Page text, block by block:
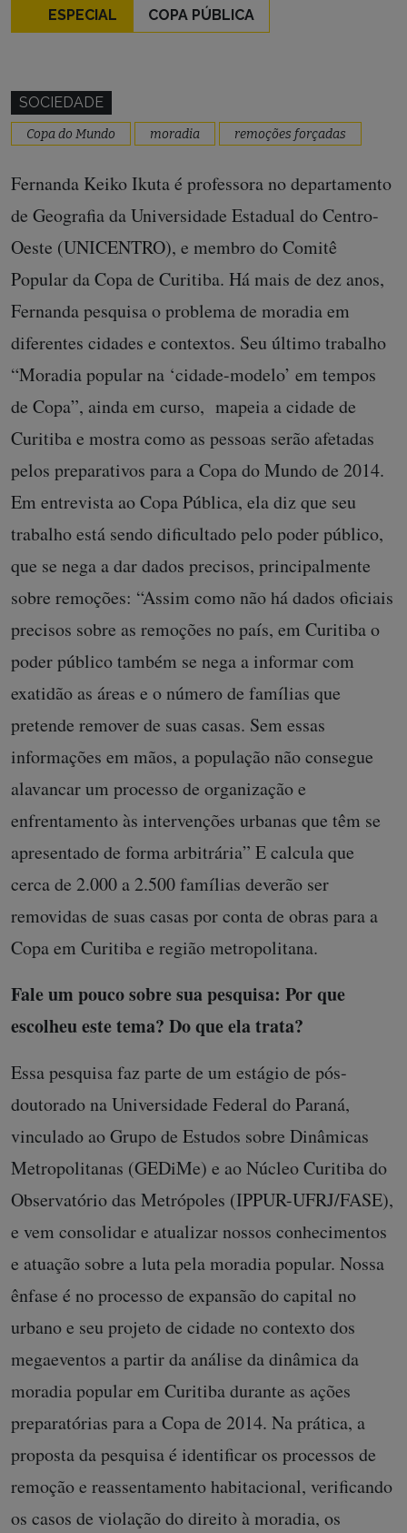
ESPECIAL COPA PÚBLICA
SOCIEDADE
Copa do Mundo moradia remoções forçadas
Fernanda Keiko Ikuta é professora no departamento
de Geografia da Universidade Estadual do Centro-
Oeste (UNICENTRO), e membro do Comitê
Popular da Copa de Curitiba. Há mais de dez anos,
Fernanda pesquisa o problema de moradia em
diferentes cidades e contextos. Seu último trabalho
“Moradia popular na ‘cidade-modelo’ em tempos
de Copa”, ainda em curso, mapeia a cidade de
Curitiba e mostra como as pessoas serão afetadas
pelos preparativos para a Copa do Mundo de 2014.
Em entrevista ao Copa Pública, ela diz que seu
trabalho está sendo dificultado pelo poder público,
que se nega a dar dados precisos, principalmente
sobre remoções: “Assim como não há dados oficiais
precisos sobre as remoções no país, em Curitiba o
poder público também se nega a informar com
exatidão as áreas e o número de famílias que
pretende remover de suas casas. Sem essas
informações em mãos, a população não consegue
alavancar um processo de organização e
enfrentamento às intervenções urbanas que têm se
apresentado de forma arbitrária” E calcula que
cerca de 2.000 a 2.500 famílias deverão ser
removidas de suas casas por conta de obras para a
Copa em Curitiba e região metropolitana.
Fale um pouco sobre sua pesquisa: Por que
escolheu este tema? Do que ela trata?
Essa pesquisa faz parte de um estágio de pós-
doutorado na Universidade Federal do Paraná,
vinculado ao Grupo de Estudos sobre Dinâmicas
Metropolitanas (GEDiMe) e ao Núcleo Curitiba do
Observatório das Metrópoles (IPPUR-UFRJ/FASE),
e vem consolidar e atualizar nossos conhecimentos
e atuação sobre a luta pela moradia popular. Nossa
ênfase é no processo de expansão do capital no
urbano e seu projeto de cidade no contexto dos
megaeventos a partir da análise da dinâmica da
moradia popular em Curitiba durante as ações
preparatórias para a Copa de 2014. Na prática, a
proposta da pesquisa é identificar os processos de
remoção e reassentamento habitacional, verificando
os casos de violação do direito à moradia, os